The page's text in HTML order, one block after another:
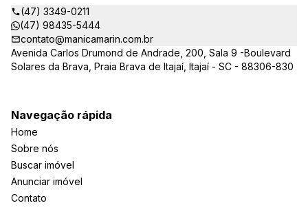
(47) 3349-0211
(47) 98435-5444
contato@manicamarin.com.br
Avenida Carlos Drumond de Andrade, 200, Sala 9 -Boulevard
Solares da Brava, Praia Brava de Itajaí, Itajaí - SC - 88306-830
Navegação rápida
Home
Sobre nós
Buscar imóvel
Anunciar imóvel
Contato